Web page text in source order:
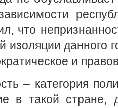
что
изоляции данного
и
– категория
в такой стране,